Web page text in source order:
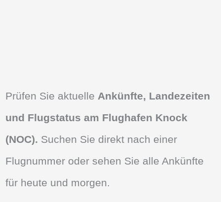
Prüfen Sie aktuelle Ankünfte, Landezeiten
und Flugstatus am Flughafen Knock
(NOC). Suchen Sie direkt nach einer
Flugnummer oder sehen Sie alle Ankünfte
für heute und morgen.